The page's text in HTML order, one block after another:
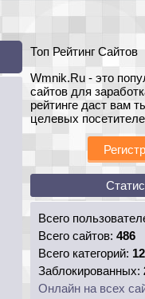
Топ Рейтинг Сайтов
Wmnik.Ru - это
сайтов для
рейтинге даст вам
целевых
Всего
Всего сайтов:486
Всего категорий: 12
Заблокированных:
Онлайн на всех